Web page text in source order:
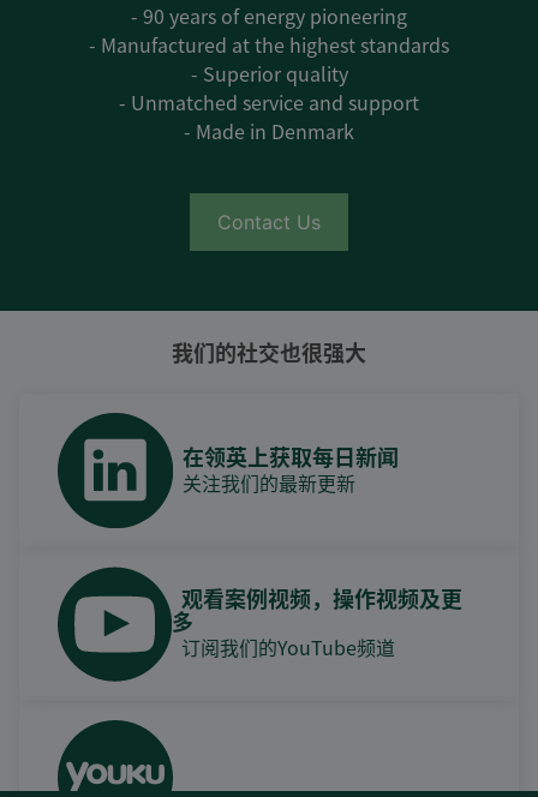
- 90 years of energy pioneering
- Manufactured at the highest standards
- Superior quality
- Unmatched service and support
- Made in Denmark
Contact Us
我们的社交也很强大
在领英上获取每日新闻
关注我们的最新更新
观看案例视频，操作视频及更
多
订阅我们的YouTube频道